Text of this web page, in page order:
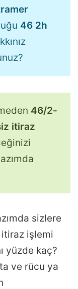
46 2h
46/2-
itiraz
sizlere
itiraz işlemi
yüzde kaç?
ve rücu ya